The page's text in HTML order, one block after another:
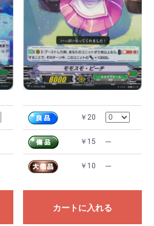
￥20
￥15 ---
￥10 ---
カートに入れる